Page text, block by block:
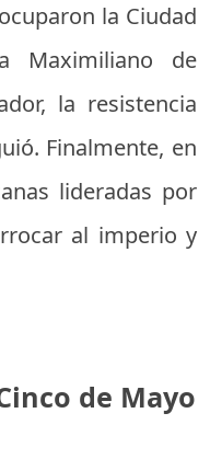
la Ciudad
Maximiliano de
la resistencia
Finalmente, en
lideradas por
al imperio y
de Mayo